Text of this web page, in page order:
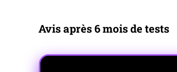
Avis après 6 mois de tests